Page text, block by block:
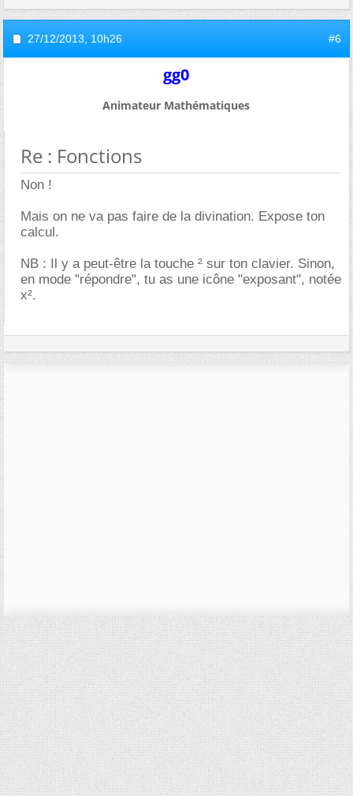
27/12/2013, 10h26 #6
gg0
Animateur Mathématiques
Re : Fonctions
Non !
Mais on ne va pas faire de la divination. Expose ton
calcul.
NB : Il y a peut-être la touche ² sur ton clavier. Sinon,
en mode "répondre", tu as une icône "exposant", notée
x².